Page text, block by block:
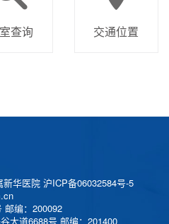
查询 交通位置
新华医院 沪ICP备06032584号-5
邮编：200092
大道6688号 邮编：201400